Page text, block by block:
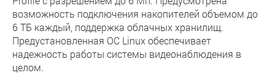
возможность подключения накопителей объемом до
6 ТБ каждый, поддержка облачных хранилищ.
Предустановленная ОС Linux обеспечивает
надежность работы системы видеонаблюдения в
целом.